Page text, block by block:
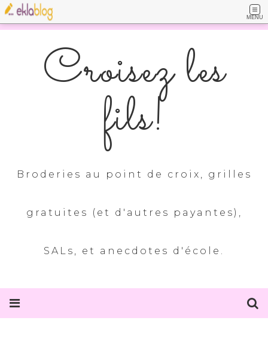
MENU
Croisez les
fils!
Broderies au point de croix, grilles
gratuites (et d'autres payantes),
SALs, et anecdotes d'école.